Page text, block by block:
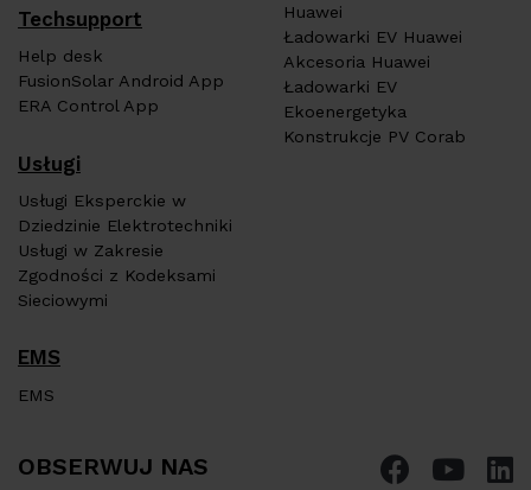
Techsupport
Help desk
FusionSolar Android App
ERA Control App
Huawei
Ładowarki EV Huawei
Akcesoria Huawei
Ładowarki EV
Ekoenergetyka
Konstrukcje PV Corab
Usługi
Usługi Eksperckie w
Dziedzinie Elektrotechniki
Usługi w Zakresie
Zgodności z Kodeksami
Sieciowymi
EMS
EMS
OBSERWUJ NAS